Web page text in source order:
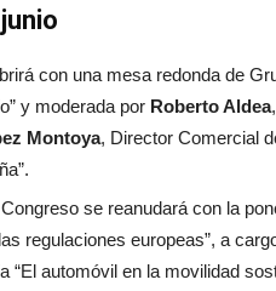
con una mesa redonda de
y moderada por Roberto Aldea
Montoya, Director Comercial
se reanudará con la
regulaciones europeas”, a
“El automóvil en la movilidad